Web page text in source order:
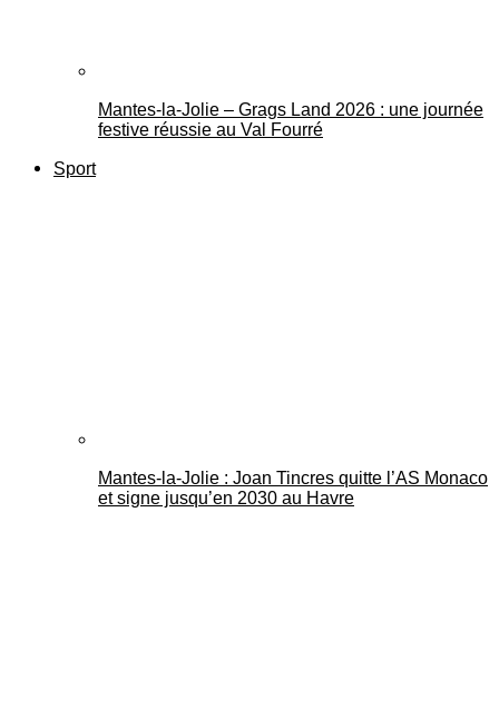
Mantes-la-Jolie – Grags Land 2026 : une journée
festive réussie au Val Fourré
Sport
Mantes-la-Jolie : Joan Tincres quitte l’AS Monaco
et signe jusqu’en 2030 au Havre